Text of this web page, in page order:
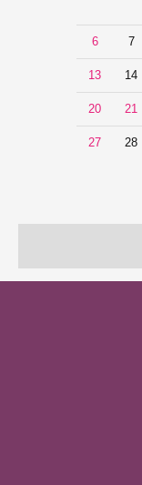
6 7
13 14
20 21
27 28